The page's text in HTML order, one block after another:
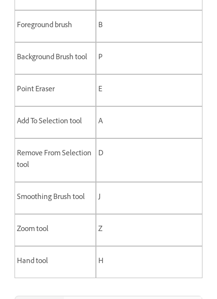
Foreground brush B
Background Brush tool P
Point Eraser E
Add To Selection tool A
Remove From Selection
tool
D
Smoothing Brush tool J
Zoom tool Z
Hand tool H